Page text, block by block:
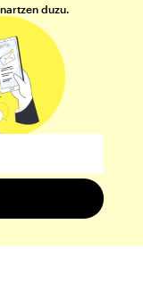
duzu.